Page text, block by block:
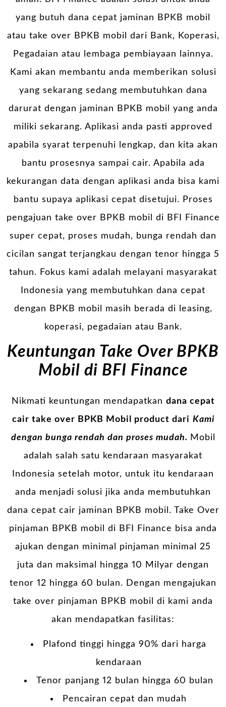
yang butuh dana cepat jaminan BPKB mobil
atau take over BPKB mobil dari Bank, Koperasi,
Pegadaian atau lembaga pembiayaan lainnya.
Kami akan membantu anda memberikan solusi
yang sekarang sedang membutuhkan dana
darurat dengan jaminan BPKB mobil yang anda
miliki sekarang. Aplikasi anda pasti approved
apabila syarat terpenuhi lengkap, dan kita akan
bantu prosesnya sampai cair. Apabila ada
kekurangan data dengan aplikasi anda bisa kami
bantu supaya aplikasi cepat disetujui. Proses
pengajuan take over BPKB mobil di BFI Finance
super cepat, proses mudah, bunga rendah dan
cicilan sangat terjangkau dengan tenor hingga 5
tahun. Fokus kami adalah melayani masyarakat
Indonesia yang membutuhkan dana cepat
dengan BPKB mobil masih berada di leasing,
koperasi, pegadaian atau Bank.
Keuntungan Take Over BPKB
Mobil di BFI Finance
Nikmati keuntungan mendapatkan dana cepat
cair take over BPKB Mobil product dari Kami
dengan bunga rendah dan proses mudah. Mobil
adalah salah satu kendaraan masyarakat
Indonesia setelah motor, untuk itu kendaraan
anda menjadi solusi jika anda membutuhkan
dana cepat cair jaminan BPKB mobil. Take Over
pinjaman BPKB mobil di BFI Finance bisa anda
ajukan dengan minimal pinjaman minimal 25
juta dan maksimal hingga 10 Milyar dengan
tenor 12 hingga 60 bulan. Dengan mengajukan
take over pinjaman BPKB mobil di kami anda
akan mendapatkan fasilitas:
Plafond tinggi hingga 90% dari harga
kendaraan
Tenor panjang 12 bulan hingga 60 bulan
Pencairan cepat dan mudah